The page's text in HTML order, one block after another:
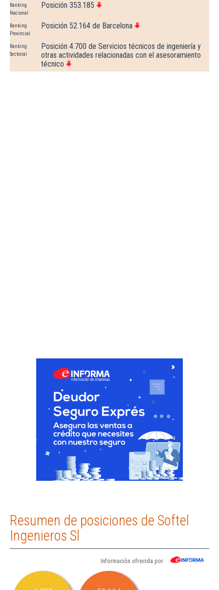
Ranking
Nacional
Posición 353.185
Ranking
Provincial
Posición 52.164 de Barcelona
Ranking
Sectorial
Posición 4.700 de Servicios técnicos de ingeniería y
otras actividades relacionadas con el asesoramiento
técnico
Resumen de posiciones de Softel
Ingenieros Sl
Información ofrecida por